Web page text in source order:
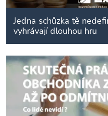
Jedna schůzka tě
vyhrávají dlouhou hru